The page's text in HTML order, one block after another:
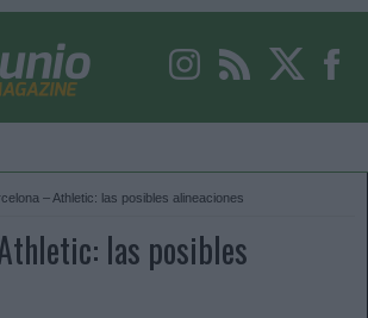
– Athletic: las posibles alineaciones
las posibles